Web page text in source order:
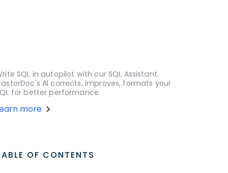
SQL in autopilot with our SQL Assistant.
AI corrects, improves, formats your
for better performance.
more
OF CONTENTS